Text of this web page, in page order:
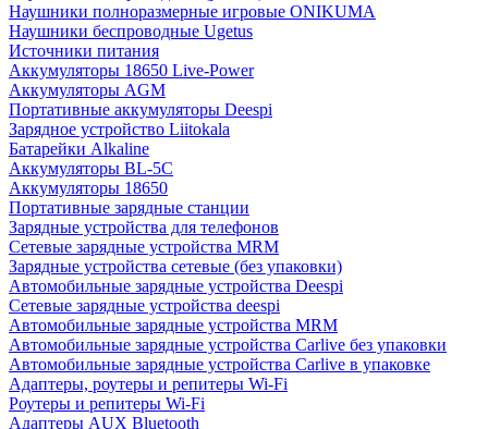
Наушники полноразмерные игровые ONIKUMA
Наушники беспроводные Ugetus
Источники питания
Аккумуляторы 18650 Live-Power
Аккумуляторы АGM
Портативные аккумуляторы Deespi
Зарядное устройство Liitokala
Батарейки Alkaline
Аккумуляторы BL-5C
Аккумуляторы 18650
Портативные зарядные станции
Зарядные устройства для телефонов
Сетевые зарядные устройства MRM
Зарядные устройства сетевые (без упаковки)
Автомобильные зарядные устройства Deespi
Сетевые зарядные устройства deespi
Автомобильные зарядные устройства MRM
Автомобильные зарядные устройства Carlive без упаковки
Автомобильные зарядные устройства Carlive в упаковке
Адаптеры, роутеры и репитеры Wi-Fi
Роутеры и репитеры Wi-Fi
Адаптеры AUX Bluetooth